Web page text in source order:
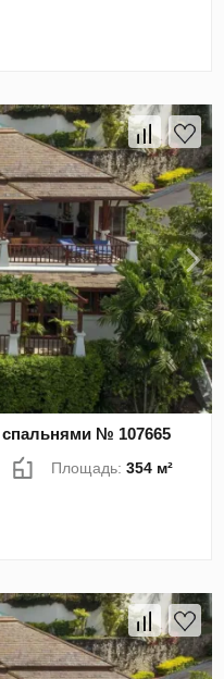
спальнями № 107665
Площадь:354 м²